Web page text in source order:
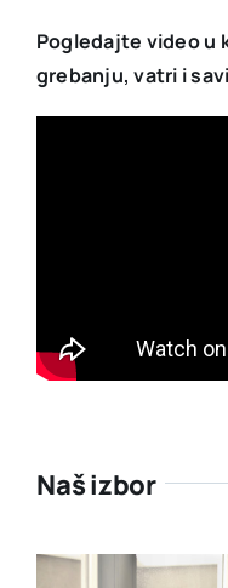
Pogledajte video u
grebanju, vatri i
Naš izbor